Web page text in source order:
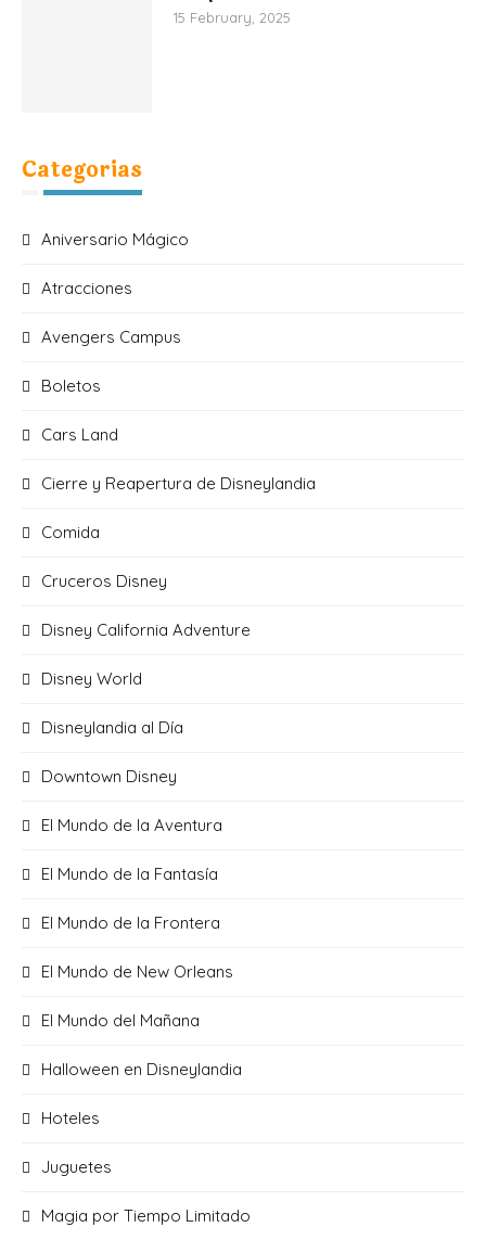
15 February, 2025
Categorias
Aniversario Mágico
Atracciones
Avengers Campus
Boletos
Cars Land
Cierre y Reapertura de Disneylandia
Comida
Cruceros Disney
Disney California Adventure
Disney World
Disneylandia al Día
Downtown Disney
El Mundo de la Aventura
El Mundo de la Fantasía
El Mundo de la Frontera
El Mundo de New Orleans
El Mundo del Mañana
Halloween en Disneylandia
Hoteles
Juguetes
Magia por Tiempo Limitado